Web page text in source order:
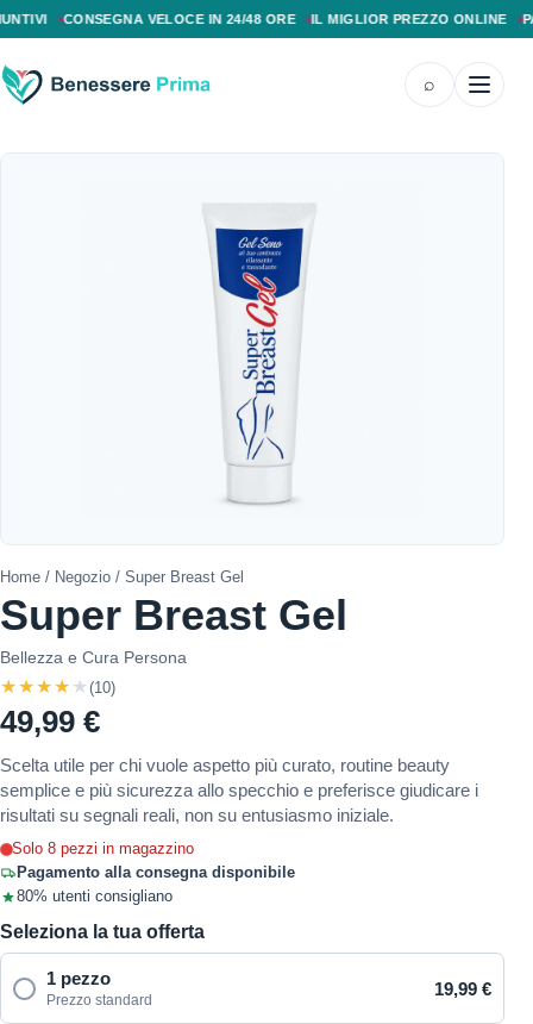
CONSEGNA VELOCE IN 24/48 ORE IL MIGLIOR PREZZO ONLINE
⌕
Home / Negozio / Super Breast Gel
Super Breast Gel
Bellezza e Cura Persona
★★★★★ (10)
49,99 €
Scelta utile per chi vuole aspetto più curato, routine beauty
semplice e più sicurezza allo specchio e preferisce giudicare i
risultati su segnali reali, non su entusiasmo iniziale.
Solo 8 pezzi in magazzino
Pagamento alla consegna disponibile
80% utenti consigliano
Seleziona la tua offerta
1 pezzo
Prezzo standard
19,99 €